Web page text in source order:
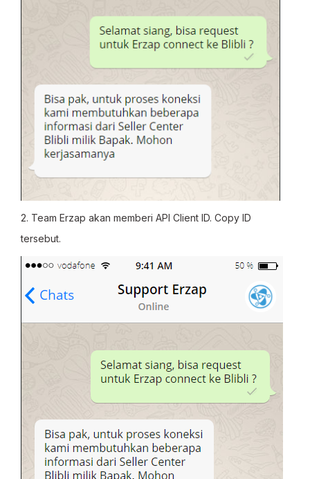
2. Team Erzap akan memberi API Client ID. Copy ID
tersebut.